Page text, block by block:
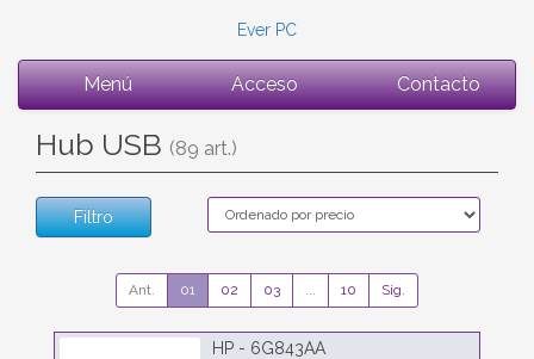
Ever PC
Menú Acceso Contacto
Hub USB (89 art.)
Filtro
Ant. 01 02 03 ... 10 Sig.
HP - 6G843AA